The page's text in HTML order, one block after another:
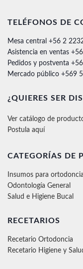
TELÉFONOS DE
Mesa central +56 2
Asistencia en ventas
Pedidos y postventa
Mercado público +569
¿QUIERES SER
Ver catálogo de
Postula aquí
CATEGORÍAS DE
Insumos para ortodoncia
Odontología General
Salud e Higiene Bucal
RECETARIOS
Recetario Ortodoncia
Recetario Higiene y